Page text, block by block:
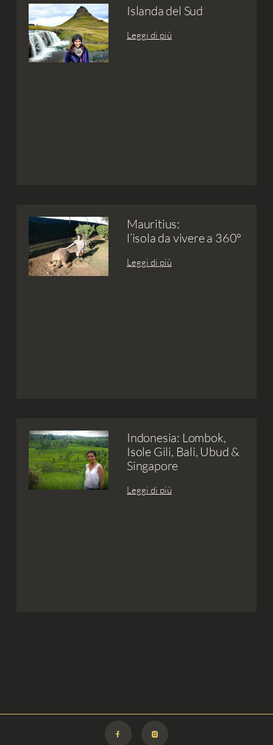
Islanda del Sud
Leggi di più
Mauritius:
l’isola da vivere a 360°
Leggi di più
Indonesia: Lombok,
Isole Gili, Bali, Ubud &
Singapore
Leggi di più